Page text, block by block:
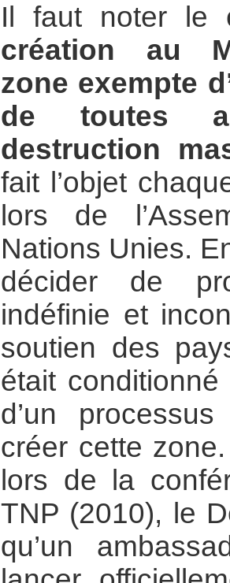
Il faut noter le
création au
zone exempte
de toutes
destruction
fait l’objet
lors de
Nations Unies.
décider de
indéfinie et
soutien des
était
d’un
créer cette
lors de la
TNP (2010), le
qu’un